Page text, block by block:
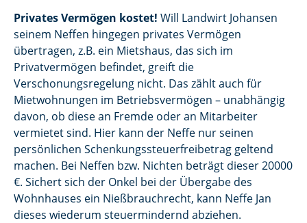
Privates Vermögen kostet! Will Landwirt Johansen
seinem Neffen hingegen privates Vermögen
übertragen, z.B. ein Mietshaus, das sich im
Privatvermögen befindet, greift die
Verschonungsregelung nicht. Das zählt auch für
Mietwohnungen im Betriebsvermögen – unabhängig
davon, ob diese an Fremde oder an Mitarbeiter
vermietet sind. Hier kann der Neffe nur seinen
persönlichen Schenkungssteuerfreibetrag geltend
machen. Bei Neffen bzw. Nichten beträgt dieser 20000
€. Sichert sich der Onkel bei der Übergabe des
Wohnhauses ein Nießbrauchrecht, kann Neffe Jan
dieses wiederum steuermindernd abziehen.